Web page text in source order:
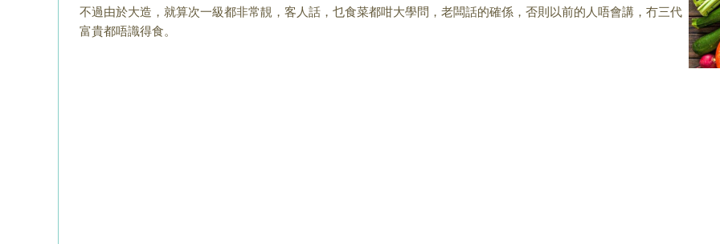
不過由於大造，就算次一級都非常靚，客人話，乜食菜都咁大學問，老闆話的確係，否則以前的人唔會講，冇三代
富貴都唔識得食。